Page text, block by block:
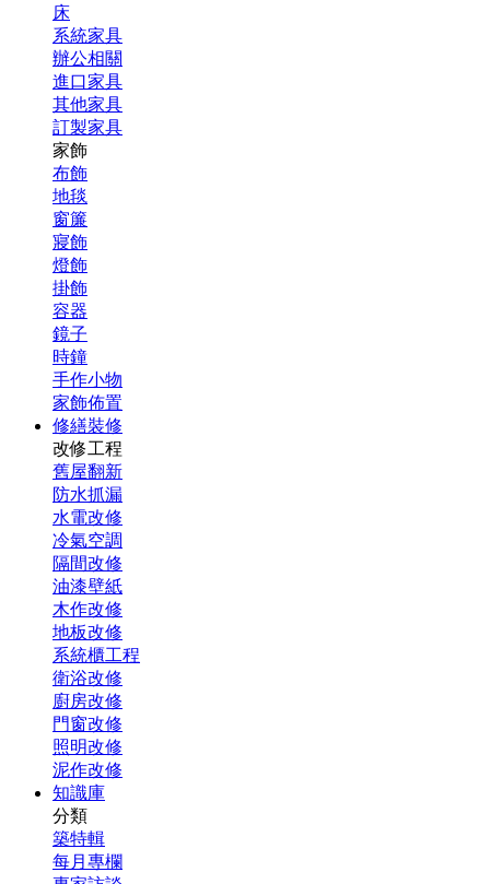
床
系統家具
辦公相關
進口家具
其他家具
訂製家具
家飾
布飾
地毯
窗簾
寢飾
燈飾
掛飾
容器
鏡子
時鐘
手作小物
家飾佈置
修繕裝修
改修工程
舊屋翻新
防水抓漏
水電改修
冷氣空調
隔間改修
油漆壁紙
木作改修
地板改修
系統櫃工程
衛浴改修
廚房改修
門窗改修
照明改修
泥作改修
知識庫
分類
築特輯
每月專欄